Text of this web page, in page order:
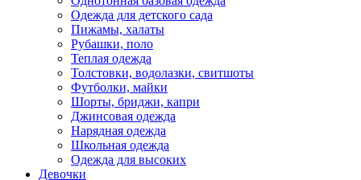
Одежда для детского сада
Пижамы, халаты
Рубашки, поло
Теплая одежда
Толстовки, водолазки, свитшоты
Футболки, майки
Шорты, бриджи, капри
Джинсовая одежда
Нарядная одежда
Школьная одежда
Одежда для высоких
Девочки